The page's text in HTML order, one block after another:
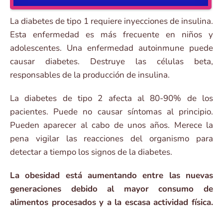
La diabetes de tipo 1 requiere inyecciones de insulina.
Esta enfermedad es más frecuente en niños y
adolescentes. Una enfermedad autoinmune puede
causar diabetes. Destruye las células beta,
responsables de la producción de insulina.
La diabetes de tipo 2 afecta al 80-90% de los
pacientes. Puede no causar síntomas al principio.
Pueden aparecer al cabo de unos años. Merece la
pena vigilar las reacciones del organismo para
detectar a tiempo los signos de la diabetes.
La obesidad está aumentando entre las nuevas
generaciones debido al mayor consumo de
alimentos procesados y a la escasa actividad física.